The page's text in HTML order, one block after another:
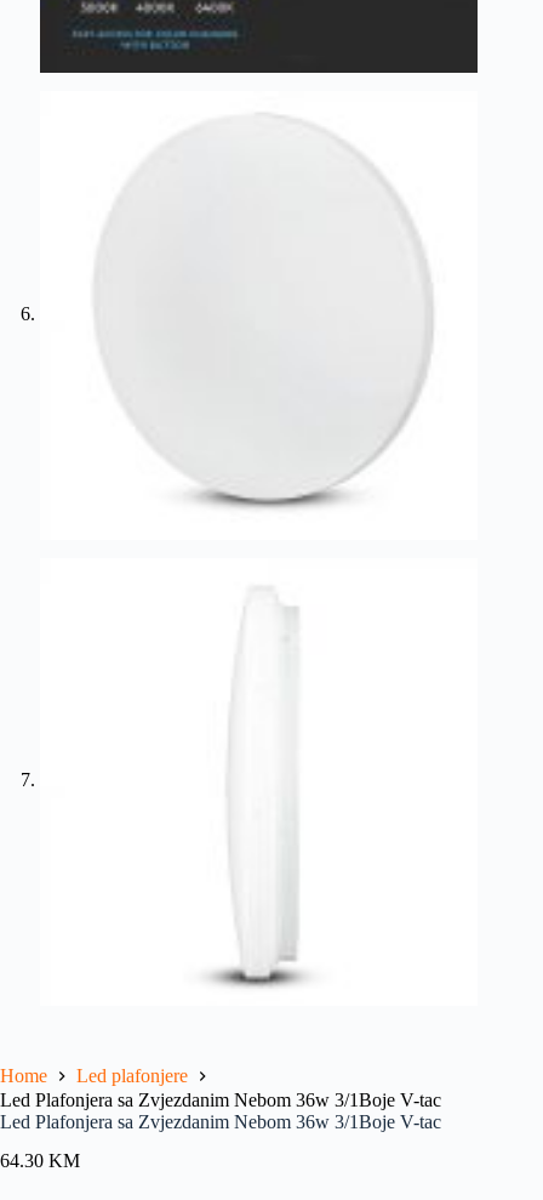
Home
Led plafonjere
Led Plafonjera sa Zvjezdanim Nebom 36w 3/1Boje V-tac
Led Plafonjera sa Zvjezdanim Nebom 36w 3/1Boje V-tac
64.30 KM